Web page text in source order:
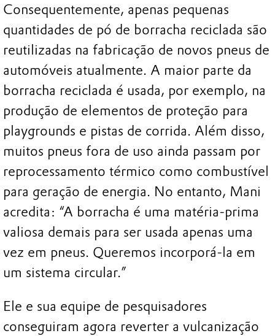
Consequentemente, apenas pequenas
quantidades de pó de borracha reciclada são
reutilizadas na fabricação de novos pneus de
automóveis atualmente. A maior parte da
borracha reciclada é usada, por exemplo, na
produção de elementos de proteção para
playgrounds e pistas de corrida. Além disso,
muitos pneus fora de uso ainda passam por
reprocessamento térmico como combustível
para geração de energia. No entanto, Mani
acredita: “A borracha é uma matéria-prima
valiosa demais para ser usada apenas uma
vez em pneus. Queremos incorporá-la em
um sistema circular.”
Ele e sua equipe de pesquisadores
conseguiram agora reverter a vulcanização